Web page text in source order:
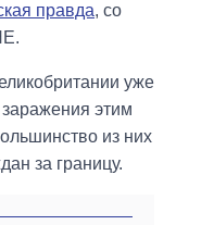
правда, со
уже
этим
из них
за границу.